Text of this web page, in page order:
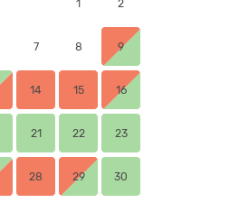
1 2
7 8 9
14 15 16
21 22 23
28 29 30